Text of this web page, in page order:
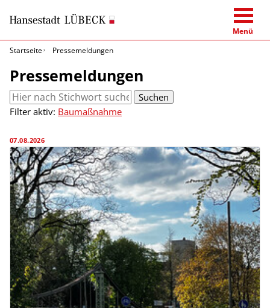
Menü
Startseite
Pressemeldungen
Pressemeldungen
Suchbegriff eingeben
Suchen
Filter aktiv: Baumaßnahme
07.08.2026